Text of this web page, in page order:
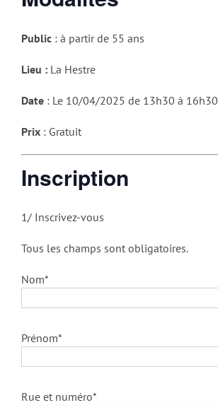
Public : à partir de 55 ans
Lieu : La Hestre
Date : Le 10/04/2025 de 13h30 à 16h30
Prix : Gratuit
Inscription
1/ Inscrivez-vous
Tous les champs sont obligatoires.
Nom*
Prénom*
Rue et numéro*